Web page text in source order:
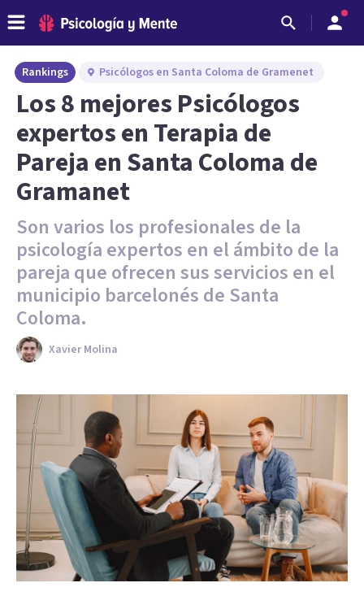
Rankings Psicólogos en Santa Coloma de Gramenet
Los 8 mejores Psicólogos
expertos en Terapia de
Pareja en Santa Coloma de
Gramanet
Son varios los profesionales de la
psicología expertos en el ámbito de la
pareja que ofrecen sus servicios en el
municipio barcelonés de Santa
Coloma.
Xavier Molina